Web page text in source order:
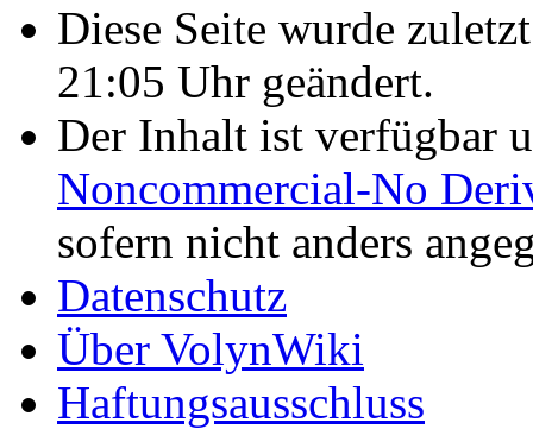
Diese Seite wurde
21:05 Uhr geändert.
Der Inhalt ist verfügbar
Noncommercial-No
sofern nicht anders
Datenschutz
Über VolynWiki
Haftungsausschluss